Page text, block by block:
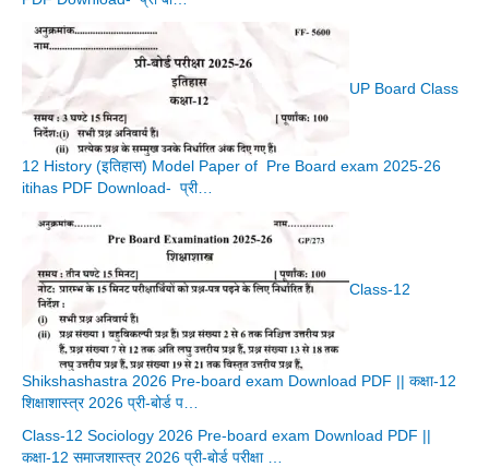
UP Board Class
12 History (इतिहास) Model Paper of Pre Board exam 2025-26
itihas PDF Download- प्री…
Class-12
Shikshashastra 2026 Pre-board exam Download PDF || कक्षा-12
शिक्षाशास्त्र 2026 प्री-बोर्ड प…
Class-12 Sociology 2026 Pre-board exam Download PDF ||
कक्षा-12 समाजशास्त्र 2026 प्री-बोर्ड परीक्षा …